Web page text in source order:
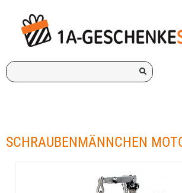
Ich
suche
SCHRAUBENMÄNNCHEN